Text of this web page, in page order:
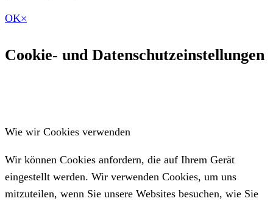
OK×
Cookie- und Datenschutzeinstellungen
Wie wir Cookies verwenden
Wir können Cookies anfordern, die auf Ihrem Gerät
eingestellt werden. Wir verwenden Cookies, um uns
mitzuteilen, wenn Sie unsere Websites besuchen, wie Sie